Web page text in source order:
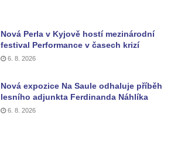
Nová Perla v Kyjově hostí mezinárodní
festival Performance v časech krizí
6. 8. 2026
Nová expozice Na Saule odhaluje příběh
lesního adjunkta Ferdinanda Náhlíka
6. 8. 2026